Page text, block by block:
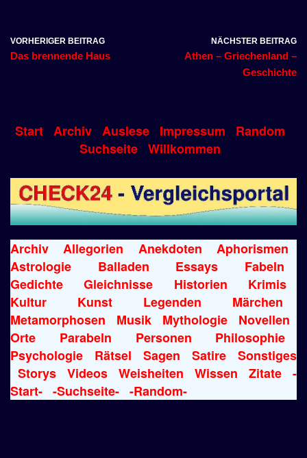
VORHERIGER BEITRAG
Das brennende Haus
NÄCHSTER BEITRAG
Athen – Griechenland –
Geschichte
Start Archiv Auslese Impressum
Random
Suchseite Willkommen
Archiv Allegorien Anekdoten
Aphorismen
Astrologie
Balladen Essays
Fabeln
Gedichte
Gleichnisse Historien
Krimis
Kultur
Kunst Legenden
Märchen
Metamorphosen
Musik Mythologie
Novellen
Orte
Parabeln Personen
Philosophie
Psychologie
Rätsel Sagen Satire
Sonstiges
Storys
Videos Weisheiten Wissen Zitate
-
Start- -Suchseite- -Random-